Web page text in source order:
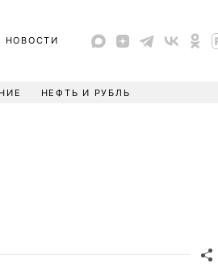
НОВОСТИ
НЕФТЬ И РУБЛЬ